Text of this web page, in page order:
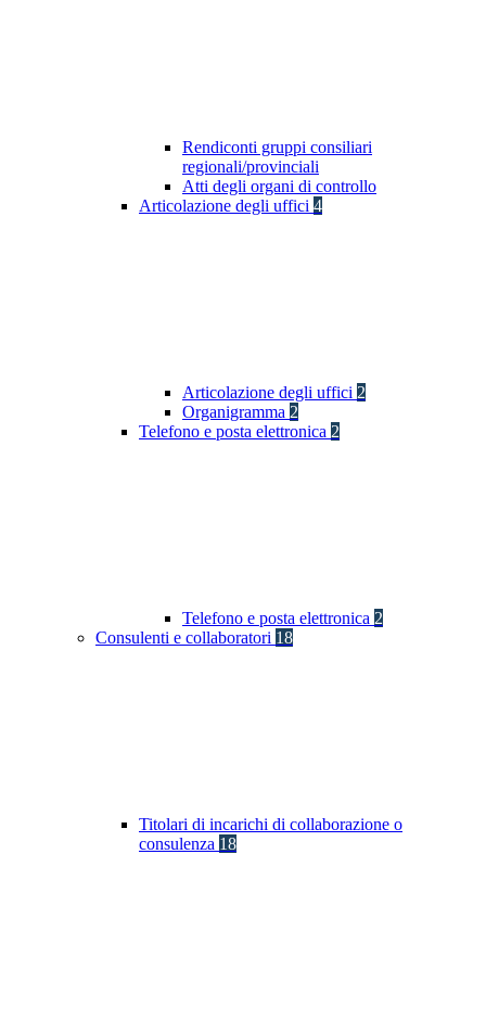
Rendiconti gruppi consiliari
regionali/provinciali
Atti degli organi di controllo
Articolazione degli uffici 4
Articolazione degli uffici 2
Organigramma 2
Telefono e posta elettronica 2
Telefono e posta elettronica 2
Consulenti e collaboratori 18
Titolari di incarichi di collaborazione o
consulenza 18